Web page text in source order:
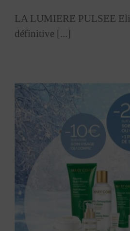
LA LUMIERE PULSEE
définitive [...]